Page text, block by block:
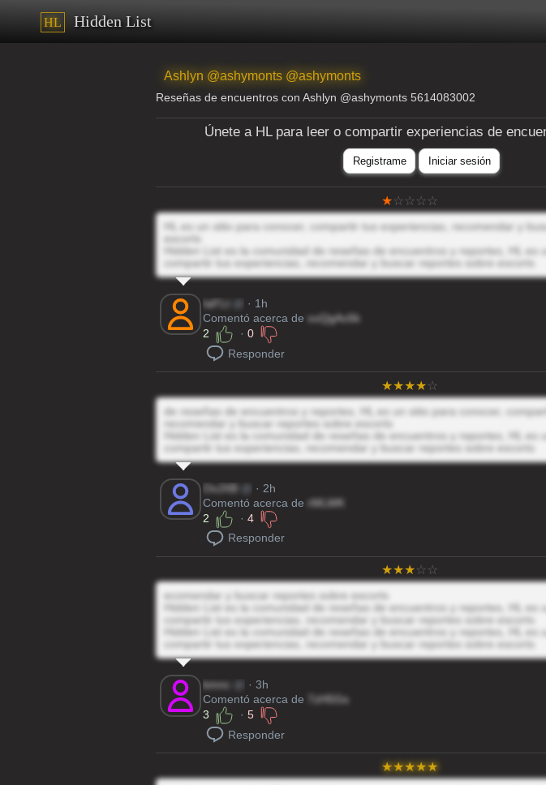
HL Hidden List
Ashlyn @ashymonts @ashymonts
Reseñas de encuentros con Ashlyn @ashymonts 5614083002
Únete a HL para leer o compartir experiencias de
Registrame Iniciar sesión
HL es un sitio para conocer, compartir tus experiencias, recomendar y
escorts
Hidden List es la comunidad de reseñas de encuentros y reportes, HL es
compartir tus experiencias, recomendar y buscar reportes sobre escorts
IaFLt
· 1h
Comentó acerca de vuQgAc6k
2
· 0
Responder
de reseñas de encuentros y reportes, HL es un sitio para conocer,
recomendar y buscar reportes sobre escorts
Hidden List es la comunidad de reseñas de encuentros y reportes, HL es
compartir tus experiencias, recomendar y buscar reportes sobre escorts
OvJXB
· 2h
Comentó acerca de
rMLWK
2
· 4
Responder
ecomendar y buscar reportes sobre escorts
Hidden List es la comunidad de reseñas de encuentros y reportes, HL es
compartir tus experiencias, recomendar y buscar reportes sobre escorts
Hidden List es la comunidad de reseñas de encuentros y reportes, HL es
compartir tus experiencias, recomendar y buscar reportes sobre escorts
kmnc
· 3h
Comentó acerca de
7zH5Gs
3
· 5
Responder